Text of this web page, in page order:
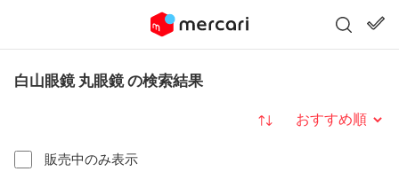
白山眼鏡 丸眼鏡 の検索結果
販売中のみ表示
並び替え